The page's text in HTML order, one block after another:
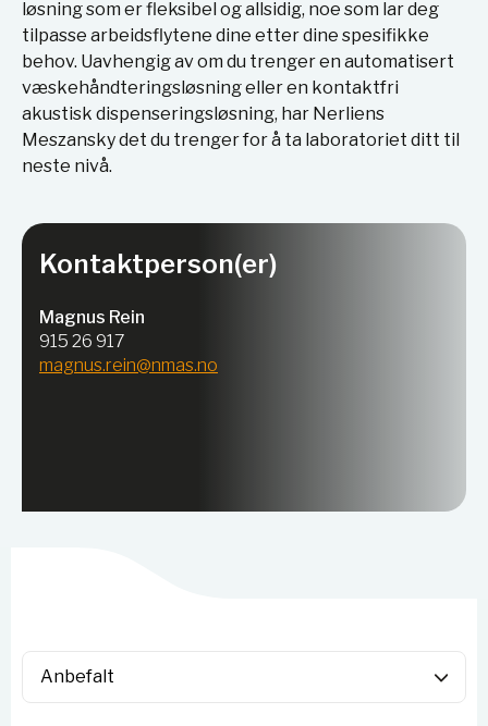
løsning som er fleksibel og allsidig, noe som lar deg
tilpasse arbeidsflytene dine etter dine spesifikke
behov. Uavhengig av om du trenger en automatisert
væskehåndteringsløsning eller en kontaktfri
akustisk dispenseringsløsning, har Nerliens
Meszansky det du trenger for å ta laboratoriet ditt til
neste nivå.
Kontaktperson(er)
Magnus Rein
915 26 917
magnus.rein@nmas.no